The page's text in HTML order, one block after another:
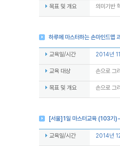
목표 및 개요 의미기반
하루에 마스터하는 손마인드맵
교육일/시간 2014년
교육 대상 손으로 그
목표 및 개요 손으로 그
[서울]1일 마스터교육 (103기
교육일/시간 2014년